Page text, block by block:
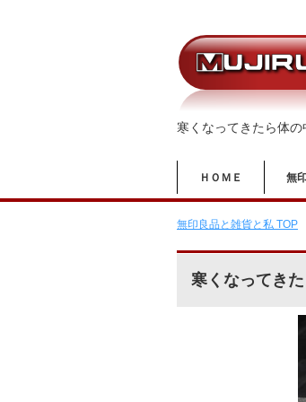
寒くなってきたら体
ＨＯＭＥ 無
無印良品と雑貨と私 TOP
寒くなってき